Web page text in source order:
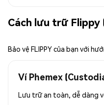
Cách lưu trữ Flippy
Bảo vệ FLIPPY của bạn với
Ví Phemex
Lưu trữ an toàn, dễ dàng